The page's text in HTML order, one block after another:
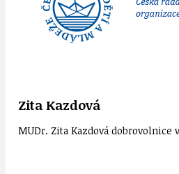
Zita Kazdová
MUDr. Zita Kazdová